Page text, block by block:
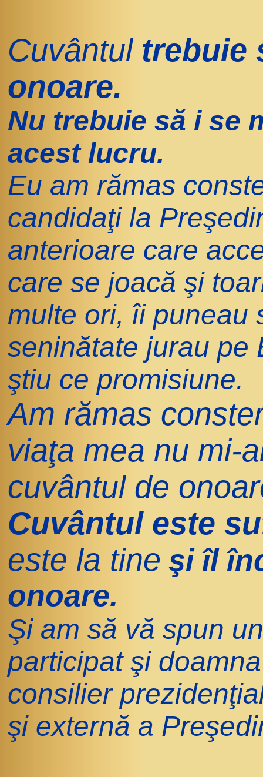
Cuvântul trebuie
onoare.
Nu trebuie să i se
acest lucru.
Eu am rămas
candidaţi la
anterioare care
care se joacă şi
multe ori, îi puneau
seninătate jurau pe
ştiu ce promisiune.
Am rămas
viaţa mea nu mi-
cuvântul de
Cuvântul este
este la tine şi îl
onoare.
Şi am să vă spun
participat şi
consilier
şi externă a